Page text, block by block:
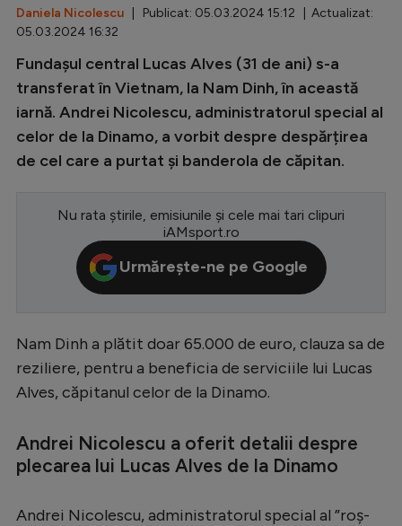
Champions League
Europa League
Conference League
Premier League
LaLiga
Serie A
Ligue 1
Campionate
EURO 2024
Clasamente
Daniela Nicolescu | Publicat: 05.03.2024 15:12 | Actualizat:
05.03.2024 16:32
Fundașul central Lucas Alves (31 de ani) s-a
transferat în Vietnam, la Nam Dinh, în această
iarnă. Andrei Nicolescu, administratorul special al
celor de la Dinamo, a vorbit despre despărțirea
de cel care a purtat și banderola de căpitan.
Nu rata știrile, emisiunile și cele mai tari clipuri
iAMsport.ro
Urmărește-ne pe Google
Nam Dinh a plătit doar 65.000 de euro, clauza sa de
reziliere, pentru a beneficia de serviciile lui Lucas
Alves, căpitanul celor de la Dinamo.
Andrei Nicolescu a oferit detalii despre
plecarea lui Lucas Alves de la Dinamo
Andrei Nicolescu, administratorul special al ”roș-